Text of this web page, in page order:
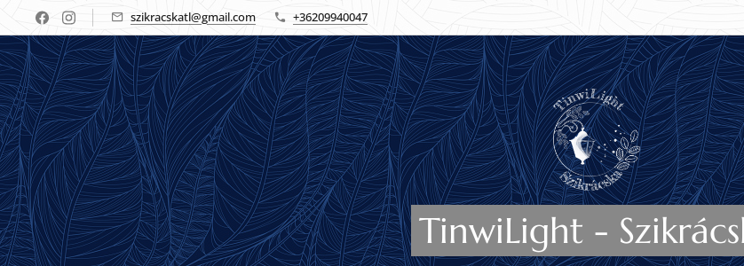
szikracskatl@gmail.com +36209940047
TinwiLight -